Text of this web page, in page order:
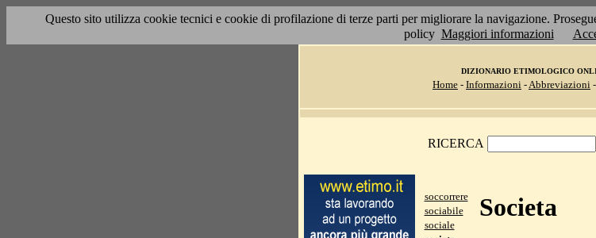
Questo sito utilizza cookie tecnici e cookie di profilazione di terze parti per migliorare la navigazione.
policy Maggiori informazioni
DIZIONARIO ETIMOLOGICO
Home - Informazioni -Abbreviazioni -
RICERCA
soccorrere
sociabile
sociale
Societa